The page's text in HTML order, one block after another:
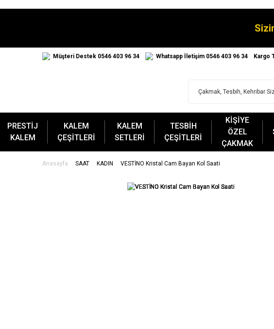
Müşteri Destek 0546 403 96 34 Whatsapp İletişim 0546 403 96 34 Kargo
PRESTİJ
KALEM
KALEM
ÇEŞİTLERİ
KALEM
SETLERİ
TESBİH
ÇEŞİTLERİ
KİŞİYE
ÖZEL
ÇAKMAK
Anasayfa SAAT KADIN VESTİNO Kristal Cam Bayan Kol Saati